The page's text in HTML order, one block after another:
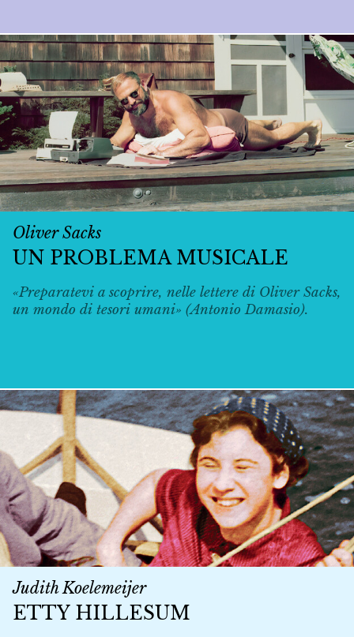
Oliver Sacks
UN PROBLEMA MUSICALE
«Preparatevi a scoprire, nelle lettere di Oliver Sacks,
un mondo di tesori umani» (Antonio Damasio).
Judith Koelemeijer
ETTY HILLESUM